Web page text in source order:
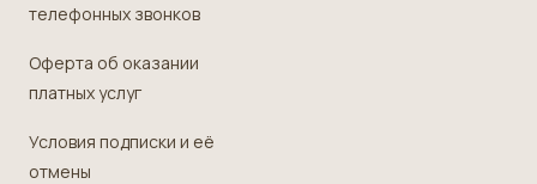
телефонных звонков
Оферта об оказании
платных услуг
Условия подписки и её
отмены